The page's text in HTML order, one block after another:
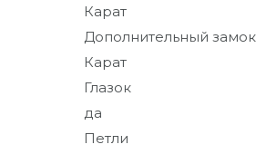
Карат
Дополнительный
Карат
Глазок
да
Петли